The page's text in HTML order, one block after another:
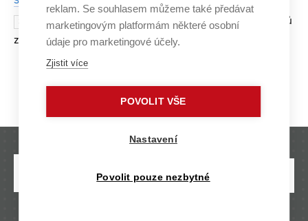
3. ČERVENCE 2017
Téměř 400 architektonických projektů
z celého světa musela posoudit porota soutěže Archiprix.
Do výběru těch nejlepších prací, které vznikly na
Strana 1/2 1 2 »
reklam. Se souhlasem můžeme také předávat
marketingovým platformám některé osobní
údaje pro marketingové účely.
Zjistit více
POVOLIT VŠE
Nastavení
Povolit pouze nezbytné